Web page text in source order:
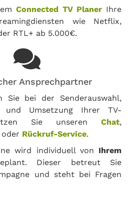
Connected TV Planer Ihre
wie Netflix,
RTL+ ab 5.000€.
Ansprechpartner
Sie bei der Senderauswahl,
und Umsetzung Ihrer TV-
Sie unseren Chat,
oder Rückruf-Service.
wird individuell von Ihrem
Dieser betreut Sie
und steht bei Fragen